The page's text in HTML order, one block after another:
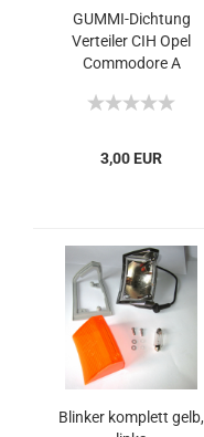
GUMMI-Dichtung
Verteiler CIH Opel
Commodore A
3,00 EUR
Blinker komplett gelb,